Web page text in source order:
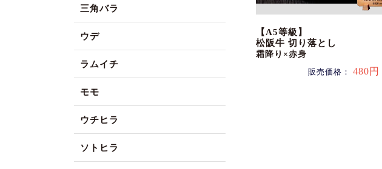
【A5等級】
松阪牛 切り落とし
霜降り×赤身
販売価格： 480円
三角バラ
ウデ
ラムイチ
モモ
ウチヒラ
ソトヒラ